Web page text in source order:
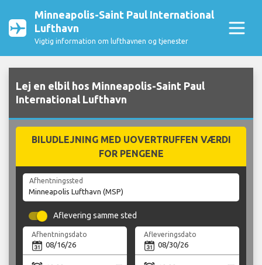
Minneapolis-Saint Paul International
Lufthavn
Vigtig information om lufthavnen og tjenester
Lej en elbil hos Minneapolis-Saint Paul
International Lufthavn
BILUDLEJNING MED UOVERTRUFFEN VÆRDI
FOR PENGENE
Afhentningssted
Aflevering samme sted
Afhentningsdato Afleveringsdato